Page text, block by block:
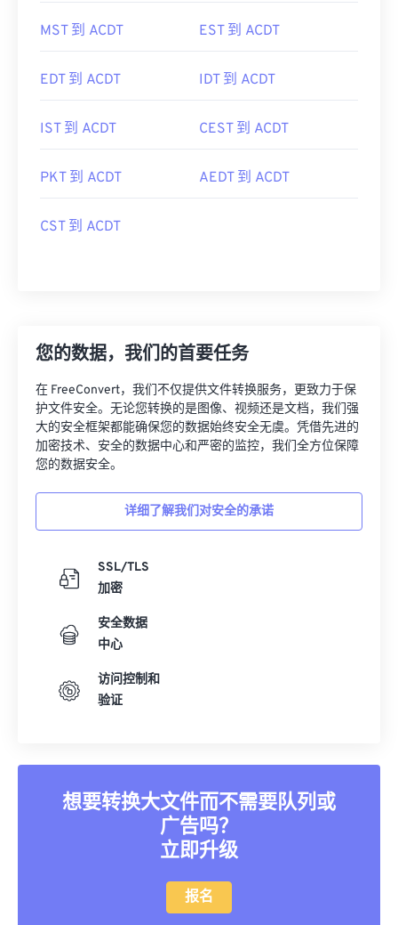
MST 到 ACDT EST 到 ACDT
EDT 到 ACDT IDT 到 ACDT
IST 到 ACDT CEST 到 ACDT
PKT 到 ACDT AEDT 到 ACDT
CST 到 ACDT
您的数据，我们的首要任务
在 FreeConvert，我们不仅提供文件转换服务，更致力于保
护文件安全。无论您转换的是图像、视频还是文档，我们强
大的安全框架都能确保您的数据始终安全无虞。凭借先进的
加密技术、安全的数据中心和严密的监控，我们全方位保障
您的数据安全。
详细了解我们对安全的承诺
SSL/TLS
加密
安全数据
中心
访问控制和
验证
想要转换大文件而不需要队列或
广告吗？
立即升级
报名